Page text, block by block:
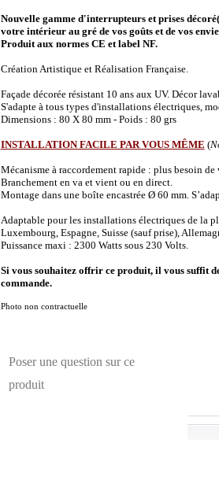
Nouvelle gamme d'interrupteurs et prises
votre intérieur au gré de vos goûts et de vos
Produit aux normes CE et label NF.
Création Artistique et Réalisation Française.
Façade décorée résistant 10 ans aux UV. Décor
S'adapte à tous types d'installations électriques,
Dimensions : 80 X 80 mm - Poids : 80 grs
INSTALLATION FACILE PAR VOUS MÊME (
Mécanisme à raccordement rapide : plus besoin
Branchement en va et vient ou en direct.
Montage dans une boîte encastrée Ø 60 mm.
Adaptable pour les installations électriques de la
Luxembourg, Espagne, Suisse (sauf prise),
Puissance maxi : 2300 Watts sous 230 Volts.
Si vous souhaitez offrir ce produit, il vous suffit
commande.
Photo non contractuelle
Poser une question sur ce
produit